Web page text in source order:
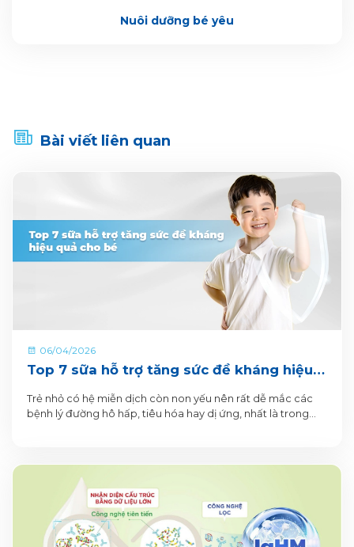
Nuôi dưỡng bé yêu
Bài viết liên quan
06/04/2026
Top 7 sữa hỗ trợ tăng sức đề kháng hiệu
Trẻ nhỏ có hệ miễn dịch còn non yếu nên rất dễ mắc các
bệnh lý đường hô hấp, tiêu hóa hay dị ứng, nhất là trong